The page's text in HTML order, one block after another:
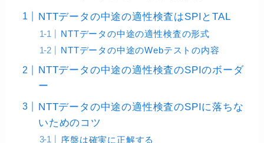
NTTデータの中途の適性検査はSPIとTAL
NTTデータの中途の適性検査の形式
NTTデータの中途のWebテストの内容
NTTデータの中途の適性検査のSPIのボーダ
ー
NTTデータの中途の適性検査のSPIに落ちな
いためのコツ
序盤は確実に正解する